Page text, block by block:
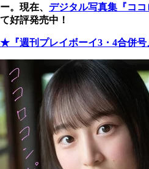
ー。現在、 デジタル写真集『ココ
て好評発売中！
★『週刊プレイボーイ3・4合併号